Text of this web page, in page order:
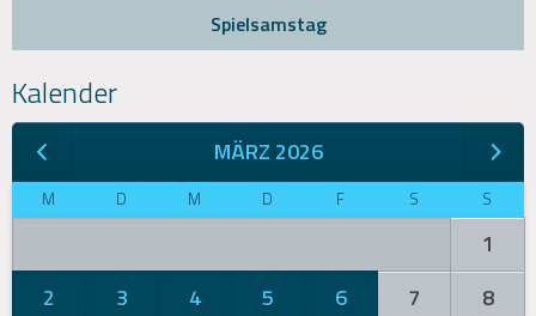
Spielsamstag
Kalender
MÄRZ 2026
M D M D F S S
1
2
3 4 5 6 7
8